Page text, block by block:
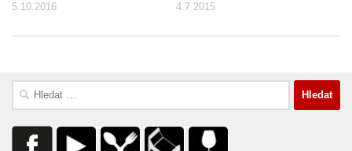
5.10.2016 4.7.2015
Vyhledávání